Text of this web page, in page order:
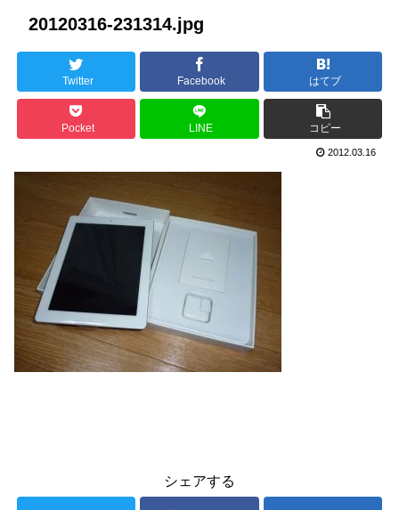
20120316-231314.jpg
Twitter Facebook はてブ
Pocket LINE コピー
2012.03.16
シェアする